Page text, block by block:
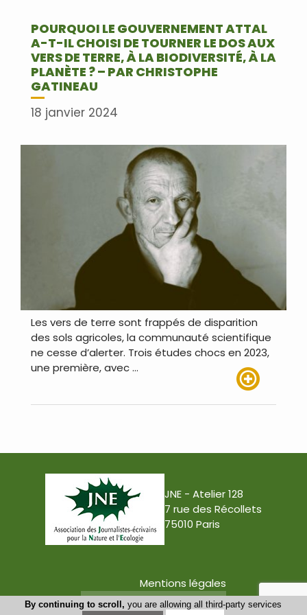
POURQUOI LE GOUVERNEMENT ATTAL
A-T-IL CHOISI DE TOURNER LE DOS AUX
VERS DE TERRE, À LA BIODIVERSITÉ, À LA
PLANÈTE ? – PAR CHRISTOPHE
GATINEAU
18 janvier 2024
Les vers de terre sont frappés de disparition
des sols agricoles, la communauté scientifique
ne cesse d’alerter. Trois études chocs en 2023,
une première, avec …
JNE - Atelier 128
7 rue des Récollets
75010 Paris
Mentions légales
Conception : Tabula Rasa
By continuing to scroll, you are allowing all third-party services